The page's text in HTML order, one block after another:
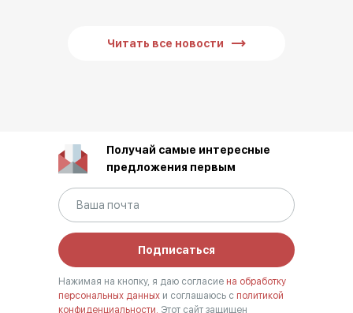
Читать все новости
Получай самые интересные
предложения первым
Подписаться
Нажимая на кнопку, я даю согласие на обработку
персональных данных и соглашаюсь с политикой
конфиденциальности. Этот сайт защищен